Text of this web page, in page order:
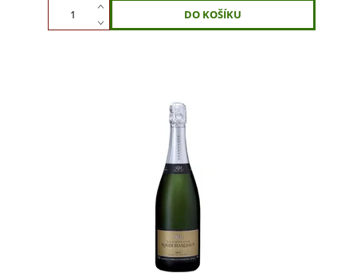
ROGER MANCEAUX Brut Cuvée de Réserve Premier
Cru Magnum 1,5l v dárkové krabičce. Směs 45%
Pinot Noir, 30% Chardonnay, 25% Meunier. Jemná